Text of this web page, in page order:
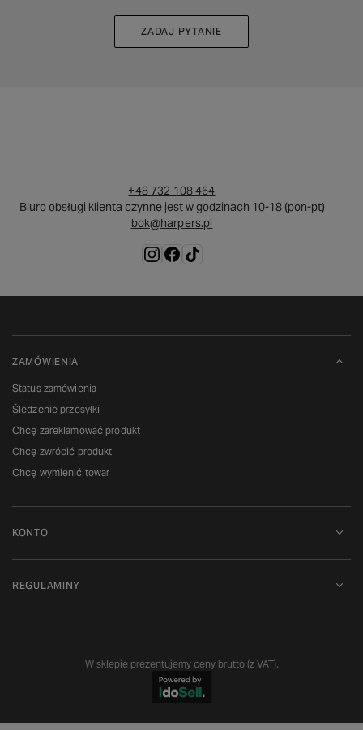
ZADAJ PYTANIE
+48 732 108 464
Biuro obsługi klienta czynne jest w godzinach 10-18 (pon-pt)
bok@harpers.pl
ZAMÓWIENIA
Status zamówienia
Śledzenie przesyłki
Chcę zareklamować produkt
Chcę zwrócić produkt
Chcę wymienić towar
KONTO
REGULAMINY
W sklepie prezentujemy ceny brutto (z VAT).